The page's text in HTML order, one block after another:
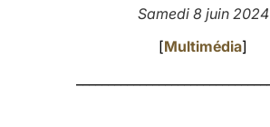
Samedi 8 juin 2024
[Multimédia]